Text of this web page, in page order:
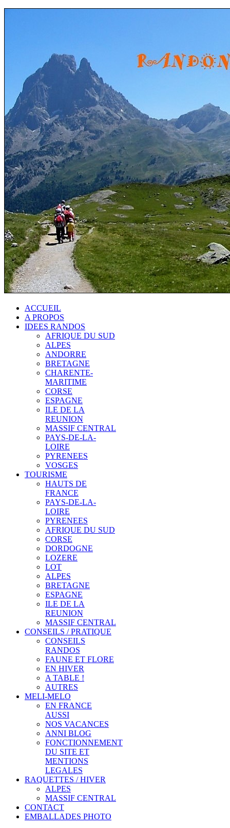
ACCUEIL
A PROPOS
IDEES RANDOS
AFRIQUE DU SUD
ALPES
ANDORRE
BRETAGNE
CHARENTE-
MARITIME
CORSE
ESPAGNE
ILE DE LA
REUNION
MASSIF CENTRAL
PAYS-DE-LA-
LOIRE
PYRENEES
VOSGES
TOURISME
HAUTS DE
FRANCE
PAYS-DE-LA-
LOIRE
PYRENEES
AFRIQUE DU SUD
CORSE
DORDOGNE
LOZERE
LOT
ALPES
BRETAGNE
ESPAGNE
ILE DE LA
REUNION
MASSIF CENTRAL
CONSEILS / PRATIQUE
CONSEILS
RANDOS
FAUNE ET FLORE
EN HIVER
A TABLE !
AUTRES
MELI-MELO
EN FRANCE
AUSSI
NOS VACANCES
ANNI BLOG
FONCTIONNEMENT
DU SITE ET
MENTIONS
LEGALES
RAQUETTES / HIVER
ALPES
MASSIF CENTRAL
CONTACT
EMBALLADES PHOTO